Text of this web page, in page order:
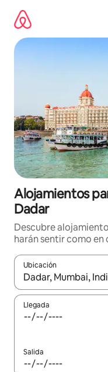
contenido
Alojamientos
Dadar
Descubre
harán sentir como en
Ubicación
Cuando los
Llegada
Salida